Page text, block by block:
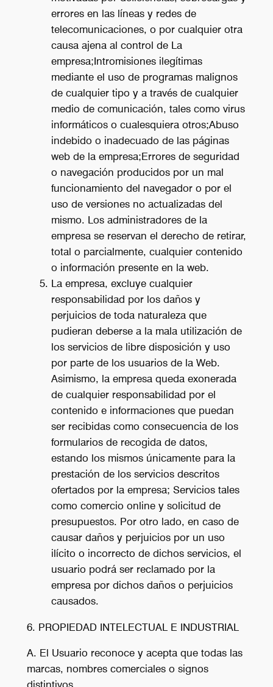
errores en las líneas y redes de
telecomunicaciones, o por cualquier otra
causa ajena al control de La
empresa;Intromisiones ilegítimas
mediante el uso de programas malignos
de cualquier tipo y a través de cualquier
medio de comunicación, tales como virus
informáticos o cualesquiera otros;Abuso
indebido o inadecuado de las páginas
web de la empresa;Errores de seguridad
o navegación producidos por un mal
funcionamiento del navegador o por el
uso de versiones no actualizadas del
mismo. Los administradores de la
empresa se reservan el derecho de retirar,
total o parcialmente, cualquier contenido
o información presente en la web.
La empresa, excluye cualquier
responsabilidad por los daños y
perjuicios de toda naturaleza que
pudieran deberse a la mala utilización de
los servicios de libre disposición y uso
por parte de los usuarios de la Web.
Asimismo, la empresa queda exonerada
de cualquier responsabilidad por el
contenido e informaciones que puedan
ser recibidas como consecuencia de los
formularios de recogida de datos,
estando los mismos únicamente para la
prestación de los servicios descritos
ofertados por la empresa; Servicios tales
como comercio online y solicitud de
presupuestos. Por otro lado, en caso de
causar daños y perjuicios por un uso
ilícito o incorrecto de dichos servicios, el
usuario podrá ser reclamado por la
empresa por dichos daños o perjuicios
causados.
6. PROPIEDAD INTELECTUAL E INDUSTRIAL
A. El Usuario reconoce y acepta que todas las
marcas, nombres comerciales o signos